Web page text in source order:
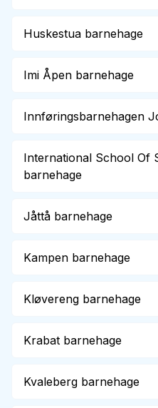
Huskestua barnehage
Imi Åpen barnehage
Innføringsbarnehagen
International School Of
barnehage
Jåttå barnehage
Kampen barnehage
Kløvereng barnehage
Krabat barnehage
Kvaleberg barnehage